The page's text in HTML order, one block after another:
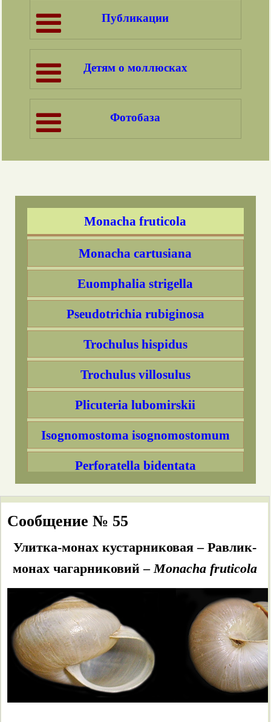
Публикации
Детям о моллюсках
Фотобаза
Откуда “пришли” цепеи?
Цепеи и полиморфизм окраски
раковины
Drobacia banatica
Arianta petrii
Monacha fruticola
Monacha cartusiana
Euomphalia strigella
Pseudotrichia rubiginosa
Trochulus hispidus
Trochulus villosulus
Plicuteria lubomirskii
Isognomostoma isognomostomum
Perforatella bidentata
Perforatella dibothrion
Monachoides vicina
Stenomphalia ravergiensis
Faustina faustina
Степные улитки с белой или
полосатой раковиной
Семейство блестящих
улиток – Zonitidae
Сообщение № 55
Улитка-монах кустарниковая – Равлик-
монах чагарниковий –Monacha fruticola